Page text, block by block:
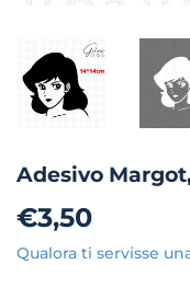
Adesivo
€3,50
Qualora ti servisse